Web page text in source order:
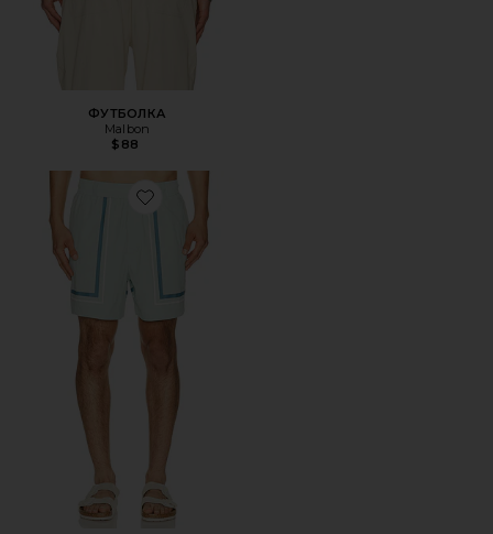
ФУТБОЛКА
Malbon
$88
Favorite ПЛЯЖНЫЕ ШОРТЫ SCOOTER PLAYA